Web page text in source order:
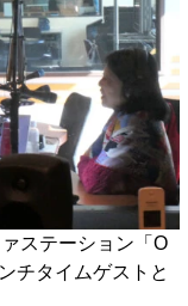
ステーション「O
チタイムゲストと